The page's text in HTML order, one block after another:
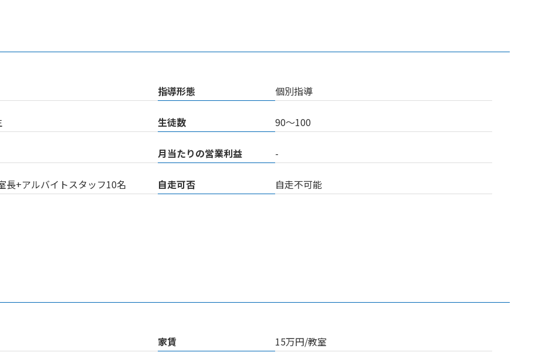
指導形態 個別指導
生徒数 90〜100
月当たりの営業利益 -
長+アルバイトスタッフ10名 自走可否 自走不可能
家賃 15万円/教室